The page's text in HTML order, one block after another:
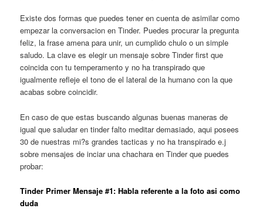
Existe dos formas que puedes tener en cuenta de asimilar como
empezar la conversacion en Tinder. Puedes procurar la pregunta
feliz, la frase amena para unir, un cumplido chulo o un simple
saludo. La clave es elegir un mensaje sobre Tinder first que
coincida con tu temperamento y no ha transpirado que
igualmente refleje el tono de el lateral de la humano con la que
acabas sobre coincidir.
En caso de que estas buscando algunas buenas maneras de
igual que saludar en tinder falto meditar demasiado, aqui posees
30 de nuestras mi?s grandes tacticas y no ha transpirado e.j
sobre mensajes de inciar una chachara en Tinder que puedes
probar:
Tinder Primer Mensaje #1: Habla referente a la foto asi­ como
duda